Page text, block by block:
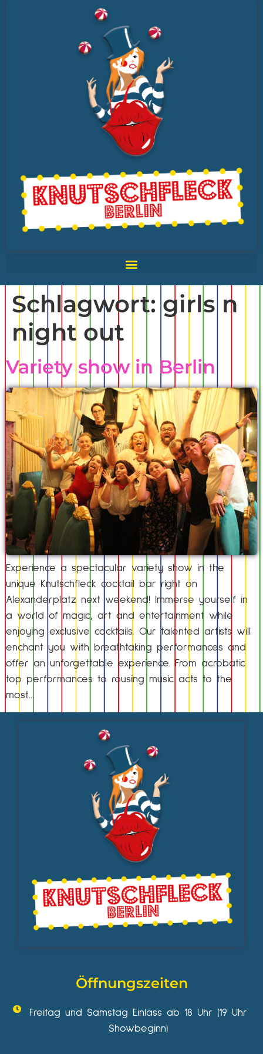
Schlagwort: girls n
night out
Variety show in Berlin
Experience a spectacular variety show in the
unique Knutschfleck cocktail bar right on
Alexanderplatz next weekend! Immerse yourself in
a world of magic, art and entertainment while
enjoying exclusive cocktails. Our talented artists will
enchant you with breathtaking performances and
offer an unforgettable experience. From acrobatic
top performances to rousing music acts to the
most…
Öffnungszeiten
Freitag und Samstag Einlass ab 18 Uhr (19 Uhr
Showbeginn)